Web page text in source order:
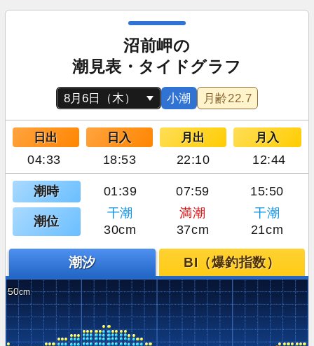
沼前岬の
潮見表・タイドグラフ
小潮 月齢22.7
日出 日入 月出 月入
04:33 18:53 22:10 12:44
潮時 01:39 07:59 15:50
潮位
干潮 満潮
干潮
30cm
37cm 21cm
潮汐 BI（爆釣指数）
50